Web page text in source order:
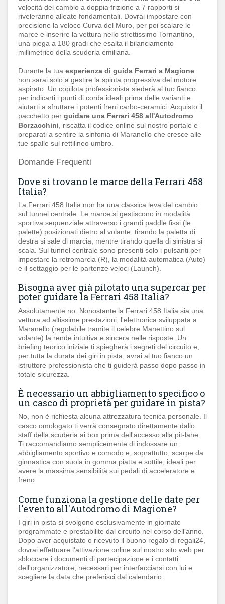
velocità del cambio a doppia frizione a 7 rapporti si
riveleranno alleate fondamentali. Dovrai impostare con
precisione la veloce Curva del Muro, per poi scalare le
marce e inserire la vettura nello strettissimo Tornantino,
una piega a 180 gradi che esalta il bilanciamento
millimetrico della scuderia emiliana.
Durante la tua esperienza di guida Ferrari a Magione
non sarai solo a gestire la spinta progressiva del motore
aspirato. Un copilota professionista siederà al tuo fianco
per indicarti i punti di corda ideali prima delle varianti e
aiutarti a sfruttare i potenti freni carbo-ceramici. Acquisto il
pacchetto per guidare una Ferrari 458 all'Autodromo
Borzacchini , riscatta il codice online sul nostro portale e
preparati a sentire la sinfonia di Maranello che cresce alle
tue spalle sul rettilineo umbro.
Domande Frequenti
Dove si trovano le marce della Ferrari 458
Italia?
La Ferrari 458 Italia non ha una classica leva del cambio
sul tunnel centrale. Le marce si gestiscono in modalità
sportiva sequenziale attraverso i grandi paddle fissi (le
palette) posizionati dietro al volante: tirando la paletta di
destra si sale di marcia, mentre tirando quella di sinistra si
scala. Sul tunnel centrale sono presenti solo i pulsanti per
impostare la retromarcia (R), la modalità automatica (Auto)
e il settaggio per le partenze veloci (Launch).
Bisogna aver già pilotato una supercar per
poter guidare la Ferrari 458 Italia?
Assolutamente no. Nonostante la Ferrari 458 Italia sia una
vettura ad altissime prestazioni, l'elettronica sviluppata a
Maranello (regolabile tramite il celebre Manettino sul
volante) la rende intuitiva e sincera nelle risposte. Un
briefing teorico iniziale ti spiegherà i segreti del circuito e,
per tutta la durata dei giri in pista, avrai al tuo fianco un
istruttore professionista che ti guiderà passo dopo passo in
totale sicurezza.
È necessario un abbigliamento specifico o
un casco di proprietà per guidare in pista?
No, non è richiesta alcuna attrezzatura tecnica personale. Il
casco omologato ti verrà consegnato direttamente dallo
staff della scuderia ai box prima dell'accesso alla pit-lane.
Ti raccomandiamo semplicemente di indossare un
abbigliamento sportivo e comodo e, soprattutto, scarpe da
ginnastica con suola in gomma piatta e sottile, ideali per
avere la massima sensibilità sui pedali di acceleratore e
freno.
Come funziona la gestione delle date per
l'evento all'Autodromo di Magione?
I giri in pista si svolgono esclusivamente in giornate
programmate e prestabilite dal circuito nel corso dell'anno.
Dopo aver acquistato o ricevuto il buono regalo di regali24,
dovrai effettuare l'attivazione online sul nostro sito web per
sbloccare i documenti di partecipazione e i contatti
dell'organizzatore, necessari per interfacciarsi con lui e
scegliere la data che preferisci dal calendario.